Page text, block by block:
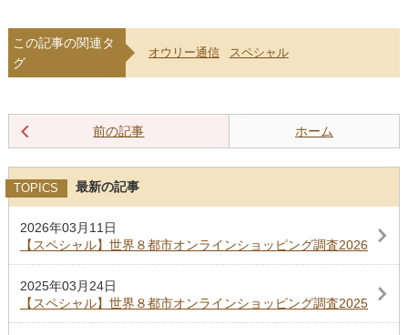
この記事の関連タ
グ
オウリー通信 スペシャル
前の記事 ホーム
TOPICS 最新の記事
2026年03月11日
【スペシャル】世界８都市オンラインショッピング調査2026
2025年03月24日
【スペシャル】世界８都市オンラインショッピング調査2025